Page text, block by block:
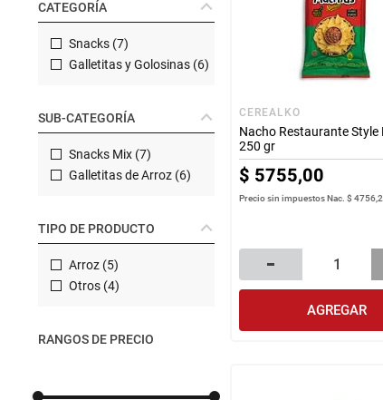
rotiseria
congelados
bazar y mascotas
CATEGORÍA
Snacks (7)
Galletitas y Golosinas (6)
SUB-CATEGORÍA
Snacks Mix (7)
Galletitas de Arroz (6)
TIPO DE PRODUCTO
Arroz (5)
Otros (4)
RANGOS DE PRECIO
CEREALKO
Nacho Restaurante
250 gr
$ 5755,00
Precio sin impuestos Nac.$
AGREGAR
Manteca
Arroz